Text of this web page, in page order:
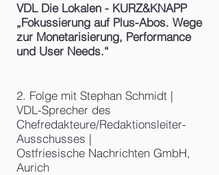
VDL Die Lokalen - KURZ&KNAPP
„Fokussierung auf Plus-Abos. Wege
zur Monetarisierung, Performance
und User Needs.“
2. Folge mit Stephan Schmidt |
VDL-Sprecher des
Chefredakteure/Redaktionsleiter-
Ausschusses |
Ostfriesische Nachrichten GmbH,
Aurich